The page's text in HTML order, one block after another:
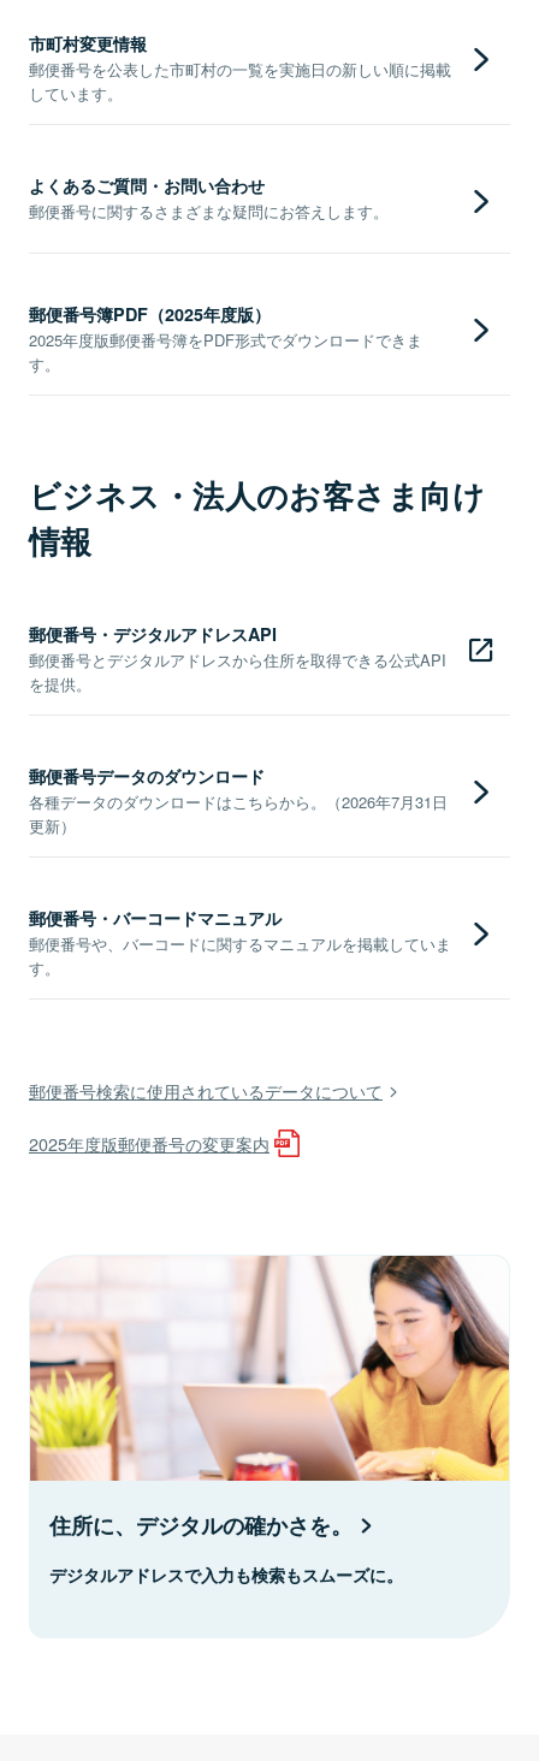
市町村変更情報
郵便番号を公表した市町村の一覧を実施日の新しい順に掲載
しています。
よくあるご質問・お問い合わせ
郵便番号に関するさまざまな疑問にお答えします。
郵便番号簿PDF（2025年度版）
2025年度版郵便番号簿をPDF形式でダウンロードできま
す。
ビジネス・法人のお客さま向け
情報
郵便番号・デジタルアドレスAPI
郵便番号とデジタルアドレスから住所を取得できる公式API
を提供。
郵便番号データのダウンロード
各種データのダウンロードはこちらから。（2026年7月31日
更新）
郵便番号・バーコードマニュアル
郵便番号や、バーコードに関するマニュアルを掲載していま
す。
郵便番号検索に使用されているデータについて
2025年度版郵便番号の変更案内
住所に、デジタルの確かさを。
デジタルアドレスで入力も検索もスムーズに。